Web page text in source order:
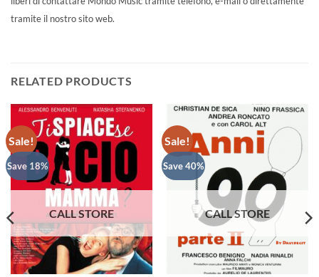
tramite il nostro sito web.
RELATED PRODUCTS
Sale!
Save 18%
Sale!
Save 40%